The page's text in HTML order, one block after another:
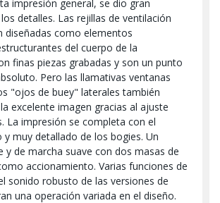
impresión general, se dio gran
detalles. Las rejillas de ventilación
diseñadas como elementos
del cuerpo de la
finas piezas grabadas y son un punto
Pero las llamativas ventanas
"ojos de buey" laterales también
excelente imagen gracias al ajuste
La impresión se completa con el
y muy detallado de los bogies. Un
de marcha suave con dos masas de
accionamiento. Varias funciones de
sonido robusto de las versiones de
una operación variada en el diseño.